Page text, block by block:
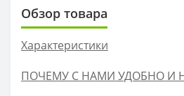
Обзор товара
Характеристики
ПОЧЕМУ С НАМИ УДОБНО И